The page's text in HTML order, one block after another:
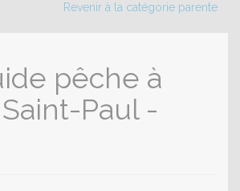
Revenir à la catégorie parente
pêche à
Paul -